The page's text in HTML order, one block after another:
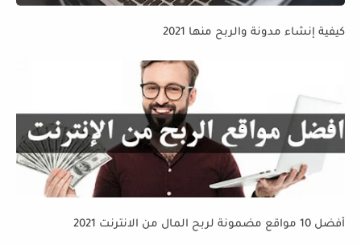
كيفية إنشاء مدونة والربح منها 2021
أفضل 10 مواقع مضمونة لربح المال من الانترنت 2021